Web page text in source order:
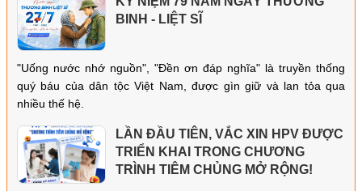
BINH - LIỆT SĨ
"Uống nước nhớ nguồn", "Đền ơn đáp nghĩa" là truyền thống
quý báu của dân tộc Việt Nam, được gìn giữ và lan tỏa qua
nhiều thế hệ.
LẦN ĐẦU TIÊN, VẮC XIN HPV ĐƯỢC
TRIỂN KHAI TRONG CHƯƠNG
TRÌNH TIÊM CHỦNG MỞ RỘNG!